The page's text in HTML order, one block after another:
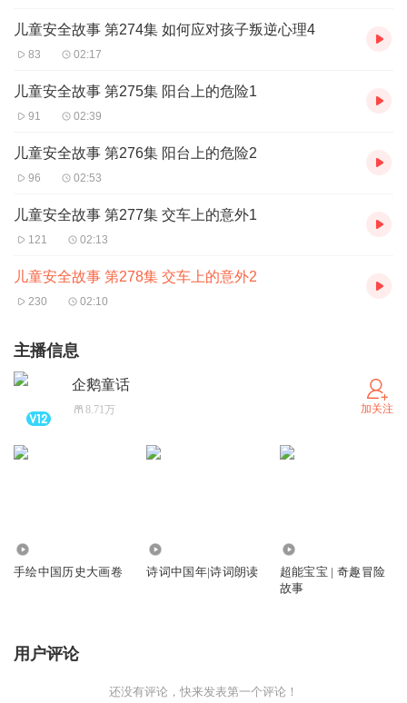
儿童安全故事 第274集 如何应对孩子叛逆心理4
83 02:17
儿童安全故事 第275集 阳台上的危险1
91 02:39
儿童安全故事 第276集 阳台上的危险2
96 02:53
儿童安全故事 第277集 交车上的意外1
121 02:13
儿童安全故事 第278集 交车上的意外2
230 02:10
主播信息
企鹅童话
8.71万 加关注
手绘中国历史大画卷 诗词中国年|诗词朗读
超能宝宝 | 奇趣冒险
故事
用户评论
还没有评论，快来发表第一个评论！